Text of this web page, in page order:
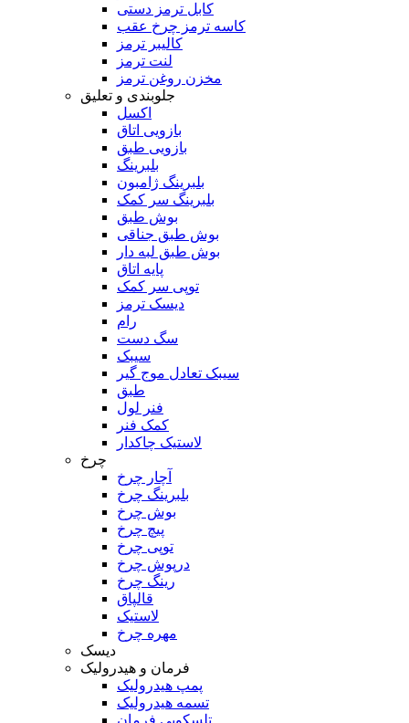
کابل ترمز دستی
کاسه ترمز چرخ عقب
کالیبر ترمز
لنت ترمز
مخزن روغن ترمز
جلوبندی و تعلیق
اکسل
بازویی اتاق
بازویی طبق
بلبرینگ
بلبرینگ ژامبون
بلبرینگ سر کمک
بوش طبق
بوش طبق جناقی
بوش طبق لبه دار
پایه اتاق
توپی سر کمک
دیسک ترمز
رام
سگ دست
سیبک
سیبک تعادل موج گیر
طبق
فنر لول
کمک فنر
لاستیک چاکدار
چرخ
آچار چرخ
بلبرینگ چرخ
بوش چرخ
پیچ چرخ
توپی چرخ
درپوش چرخ
رینگ چرخ
قالپاق
لاستیک
مهره چرخ
دیسک
فرمان و هیدرولیک
پمپ هیدرولیک
تسمه هیدرولیک
تلسکوپی فرمان